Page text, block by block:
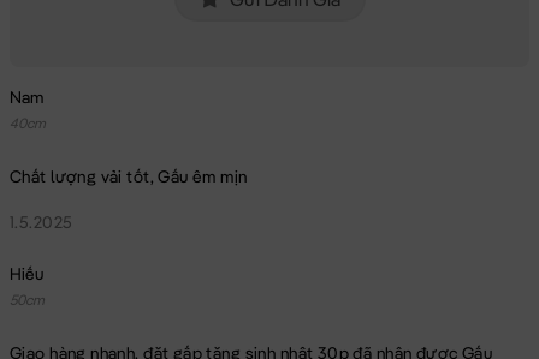
Nam
40cm
Chất lượng vải tốt, Gấu êm mịn
1.5.2025
Hiếu
50cm
Giao hàng nhanh, đặt gấp tặng sinh nhật 30p đã nhận được Gấu